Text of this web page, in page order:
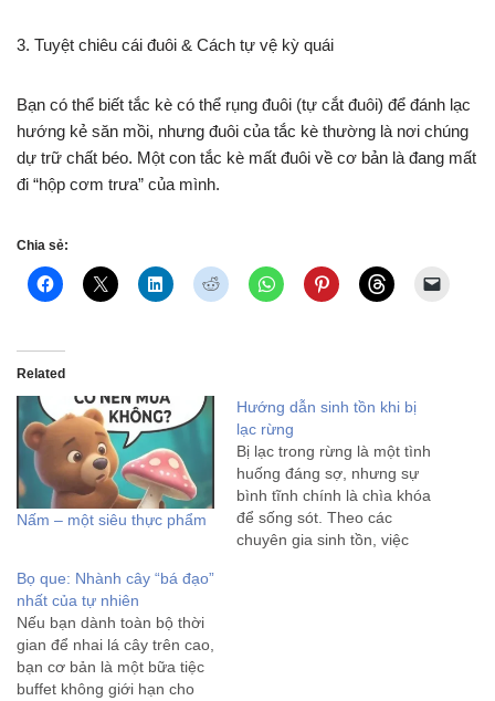
3. Tuyệt chiêu cái đuôi & Cách tự vệ kỳ quái
Bạn có thể biết tắc kè có thể rụng đuôi (tự cắt đuôi) để đánh lạc
hướng kẻ săn mồi, nhưng đuôi của tắc kè thường là nơi chúng
dự trữ chất béo. Một con tắc kè mất đuôi về cơ bản là đang mất
đi “hộp cơm trưa” của mình.
Chia sẻ:
Related
Nấm – một siêu thực phẩm
Hướng dẫn sinh tồn khi bị
lạc rừng
Bị lạc trong rừng là một tình
huống đáng sợ, nhưng sự
bình tĩnh chính là chìa khóa
để sống sót. Theo các
chuyên gia sinh tồn, việc
Bọ que: Nhành cây “bá đạo”
nhất của tự nhiên
Nếu bạn dành toàn bộ thời
gian để nhai lá cây trên cao,
bạn cơ bản là một bữa tiệc
buffet không giới hạn cho